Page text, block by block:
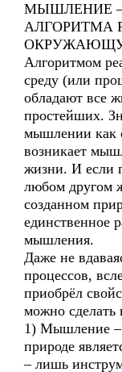
МЫШЛЕНИЕ
АЛГОРИТМА
Алгоритмом
среду (или
обладают все
простейших.
мышлении как
возникает
жизни. И если
любом другом
созданном
единственное
мышления.
Даже не
процессов,
приобрёл
можно сделать
1) Мышление –
природе
– лишь